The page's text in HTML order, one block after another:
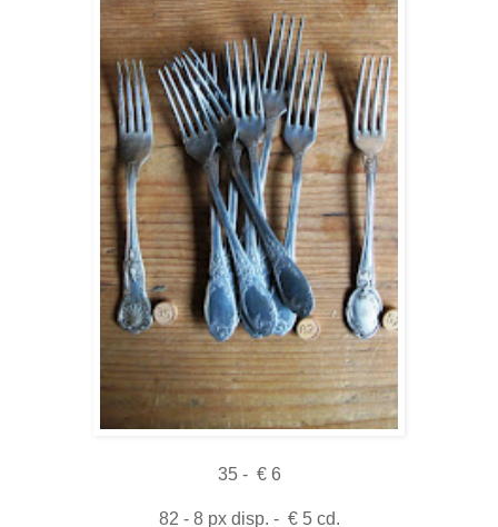
35 - € 6
82 - 8 px disp. - € 5 cd.